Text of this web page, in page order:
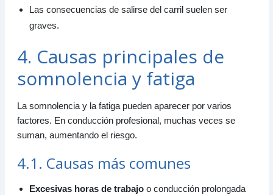
Las consecuencias de salirse del carril suelen ser
graves.
4. Causas principales de
somnolencia y fatiga
La somnolencia y la fatiga pueden aparecer por varios
factores. En conducción profesional, muchas veces se
suman, aumentando el riesgo.
4.1. Causas más comunes
Excesivas horas de trabajoo conducción prolongada